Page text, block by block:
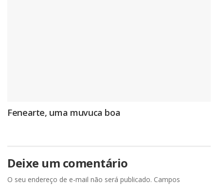
Fenearte, uma muvuca boa
Deixe um comentário
O seu endereço de e-mail não será publicado. Campos